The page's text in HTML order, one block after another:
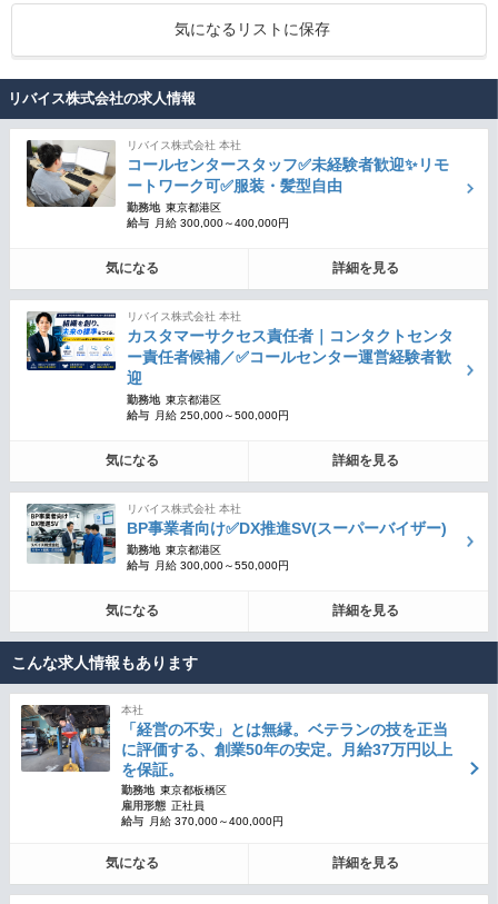
気になるリストに保存
リバイス株式会社の求人情報
リバイス株式会社 本社
コールセンタースタッフ✅未経験者歓迎✨リモ
ートワーク可✅服装・髪型自由
勤務地 東京都港区
給与
月給 300,000～400,000円
気になる 詳細を見る
リバイス株式会社 本社
カスタマーサクセス責任者｜コンタクトセンタ
ー責任者候補／✅コールセンター運営経験者歓
迎
勤務地 東京都港区
給与
月給 250,000～500,000円
気になる 詳細を見る
リバイス株式会社 本社
BP事業者向け✅DX推進SV(スーパーバイザー)
勤務地 東京都港区
給与
月給 300,000～550,000円
気になる 詳細を見る
こんな求人情報もあります
本社
「経営の不安」とは無縁。ベテランの技を正当
に評価する、創業50年の安定。月給37万円以上
を保証。
勤務地 東京都板橋区
雇用形態 正社員
給与
月給 370,000～400,000円
気になる 詳細を見る